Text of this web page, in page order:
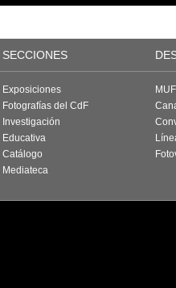
SECCIONES
Exposiciones
Fotografías del CdF
Investigación
Educativa
Catálogo
Mediateca